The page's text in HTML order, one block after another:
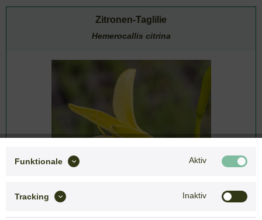
Zitronen-Taglilie
Hemerocallis citrina
Funktionale Aktiv
Tracking Inaktiv